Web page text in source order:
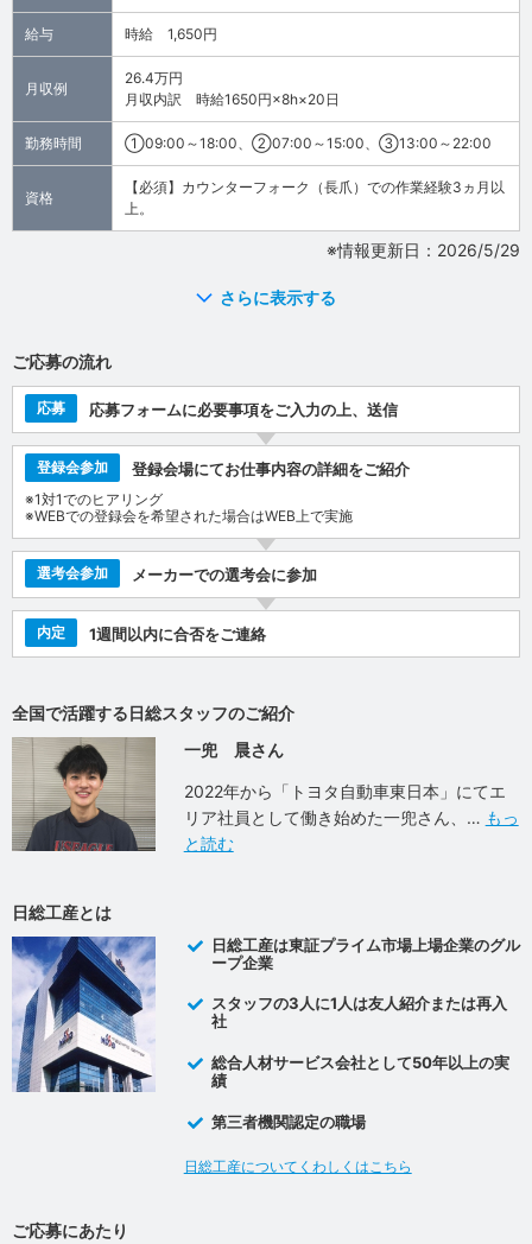
給与 時給 1,650円
月収例
26.4万円
月収内訳 時給1650円×8h×20日
勤務時間 ①09:00～18:00、②07:00～15:00、③13:00～22:00
資格
【必須】カウンターフォーク（長爪）での作業経験3ヵ月以
上。
※情報更新日：2026/5/29
さらに表示する
ご応募の流れ
応募 応募フォームに必要事項をご入力の上、送信
登録会参加 登録会場にてお仕事内容の詳細をご紹介
※1対1でのヒアリング
※WEBでの登録会を希望された場合はWEB上で実施
選考会参加 メーカーでの選考会に参加
内定 1週間以内に合否をご連絡
全国で活躍する日総スタッフのご紹介
一兜 晨さん
2022年から「トヨタ自動車東日本」にてエ
リア社員として働き始めた一兜さん、
もっ
と読む
日総工産とは
日総工産は東証プライム市場上場企業のグル
ープ企業
スタッフの3人に1人は友人紹介または再入
社
総合人材サービス会社として50年以上の実
績
第三者機関認定の職場
日総工産についてくわしくはこちら
ご応募にあたり